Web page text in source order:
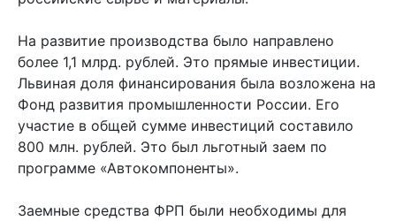
На развитие производства было направлено
более 1,1 млрд. рублей. Это прямые инвестиции.
Львиная доля финансирования была возложена на
Фонд развития промышленности России. Его
участие в общей сумме инвестиций составило
800 млн. рублей. Это был льготный заем по
программе «Автокомпоненты».
Заемные средства ФРП были необходимы для